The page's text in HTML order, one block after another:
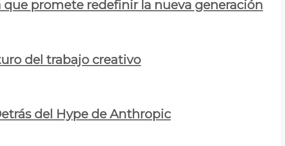
promete redefinir la nueva generación
del trabajo creativo
del Hype de Anthropic